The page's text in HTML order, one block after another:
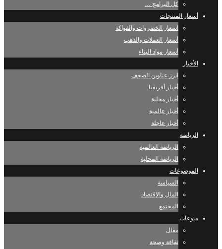
كل البرامج …
أسعار المنتجات
اسعار الخضروات والفواكة
أسعار العملات والذهب
أسعار مواد البناء
الأخبار
ابرز عناوين الصحف
أخبار أفريقيا
أخبار محلية
أخبار عالمية
أخبار عاجلة
الرياضة
الرياضة العالمية
الرياضة المحلية
الموضوعات
السياسة
المال والإقتصاد
المجتمع
منوعات
مقال
ثقافة وصحة